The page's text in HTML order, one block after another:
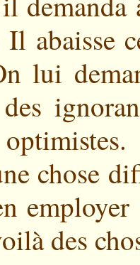
abaisse
lui
chose
des